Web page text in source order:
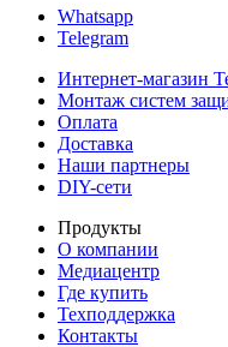
Whatsapp
Telegram
Интернет-магазин
Монтаж систем
Оплата
Доставка
Наши партнеры
DIY-сети
Продукты
О компании
Медиацентр
Где купить
Техподдержка
Контакты